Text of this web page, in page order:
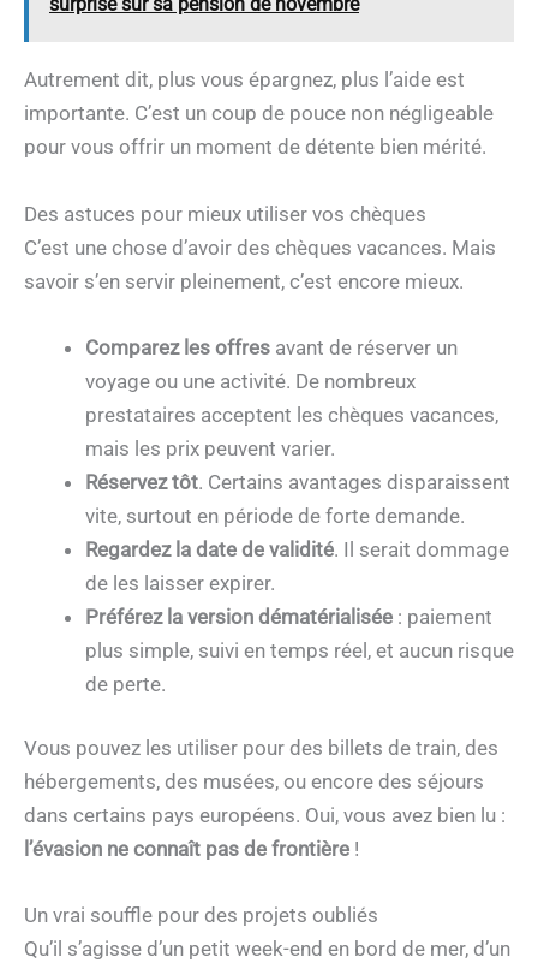
surprise sur sa pension de novembre
Autrement dit, plus vous épargnez, plus l’aide est
importante. C’est un coup de pouce non négligeable
pour vous offrir un moment de détente bien mérité.
Des astuces pour mieux utiliser vos chèques
C’est une chose d’avoir des chèques vacances. Mais
savoir s’en servir pleinement, c’est encore mieux.
Comparez les offres avant de réserver un
voyage ou une activité. De nombreux
prestataires acceptent les chèques vacances,
mais les prix peuvent varier.
Réservez tôt. Certains avantages disparaissent
vite, surtout en période de forte demande.
Regardez la date de validité. Il serait dommage
de les laisser expirer.
Préférez la version dématérialisée : paiement
plus simple, suivi en temps réel, et aucun risque
de perte.
Vous pouvez les utiliser pour des billets de train, des
hébergements, des musées, ou encore des séjours
dans certains pays européens. Oui, vous avez bien lu :
l’évasion ne connaît pas de frontière !
Un vrai souffle pour des projets oubliés
Qu’il s’agisse d’un petit week-end en bord de mer, d’un